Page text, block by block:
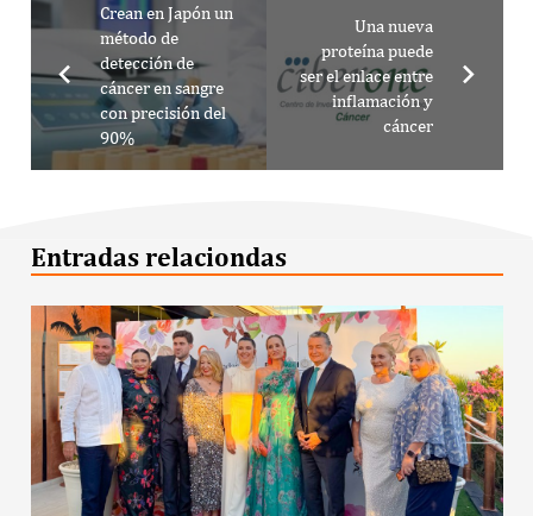
Crean en Japón un
método de
detección de
cáncer en sangre
con precisión del
90%
Una nueva
proteína puede
ser el enlace entre
inflamación y
cáncer
Entradas relaciondas